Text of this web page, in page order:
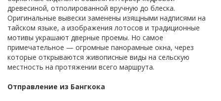
древесиной, отполированной вручную до блеска.
Оригинальные вывески заменены изящными надписями на
тайском языке, а изображения лотосов и традиционные
мотивы украшают дверные проемы. Но самое
примечательное — огромные панорамные окна, через
которые открываются живописные виды на сельскую
местность на протяжении всего маршрута.
Отправление из Бангкока